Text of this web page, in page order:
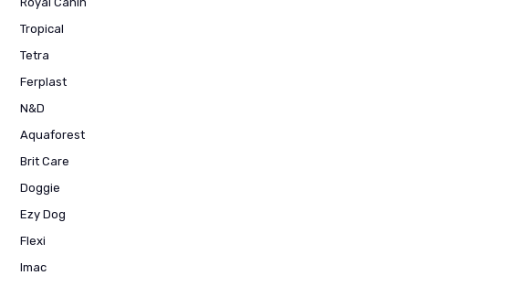
Tropical
Tetra
Ferplast
N&D
Aquaforest
Brit Care
Doggie
Ezy Dog
Flexi
Imac